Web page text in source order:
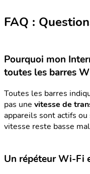
FAQ :
Pourquoi mon
toutes les barres
Toutes les barres
pas une vitesse de
appareils sont actifs
vitesse reste basse
Un répéteur Wi-Fi